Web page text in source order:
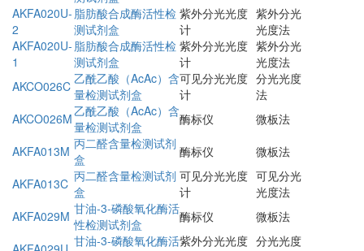
AKFA020U-
2
脂肪酸合成酶活性检
测试剂盒
紫外分光光度
计
紫外分光
光度法
AKFA020U-
1
脂肪酸合成酶活性检
测试剂盒
紫外分光光度
计
紫外分光
光度法
AKCO026C 乙酰乙酸（AcAc）含
量检测试剂盒
可见分光光度
计
分光光度
法
AKCO026M乙酰乙酸（AcAc）含
量检测试剂盒
酶标仪
微板法
AKFA013M 丙二醛含量检测试剂
盒
酶标仪
微板法
AKFA013C 丙二醛含量检测试剂
盒
可见分光光度
计
可见分光
光度法
AKFA029M 甘油-3-磷酸氧化酶活
性检测试剂盒
酶标仪
微板法
甘油-3-磷酸氧化酶活紫外分光光度 分光光度